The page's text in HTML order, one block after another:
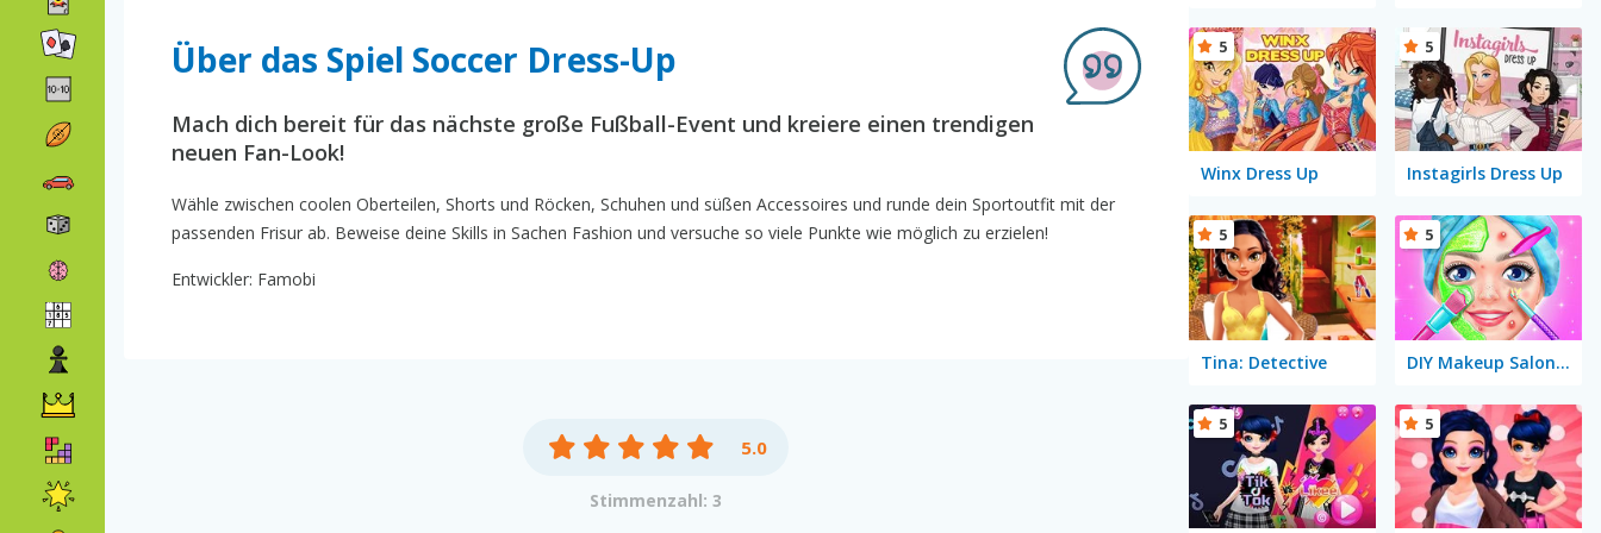
Über das Spiel Soccer Dress-Up
Mach dich bereit für das nächste große Fußball-Event und kreiere einen trendigen
neuen Fan-Look!
Wähle zwischen coolen Oberteilen, Shorts und Röcken, Schuhen und süßen Accessoires und runde dein Sportoutfit mit der
passenden Frisur ab. Beweise deine Skills in Sachen Fashion und versuche so viele Punkte wie möglich zu erzielen!
Entwickler: Famobi
5.0
Stimmenzahl: 3
Winx Dress Up
5
Instagirls Dress Up
5
Tina: Detective
5
DIY Makeup Salon: SPA Makeover Studio
5
5 5